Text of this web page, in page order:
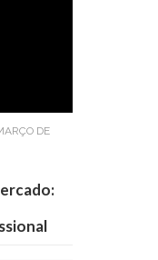
DE